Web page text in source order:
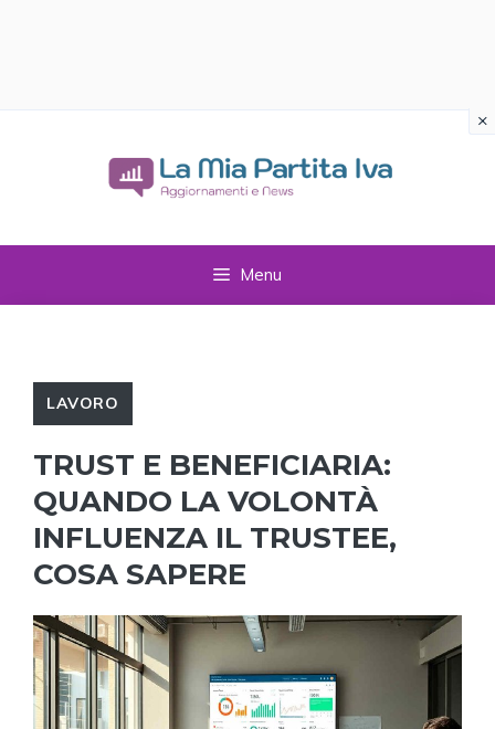
Menu
LAVORO
TRUST E BENEFICIARIA:
QUANDO LA VOLONTÀ
INFLUENZA IL TRUSTEE,
COSA SAPERE
×